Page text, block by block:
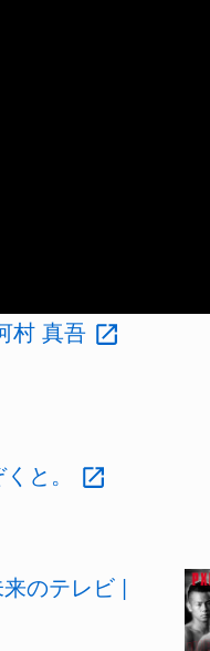
村 真吾
と。
のテレビ |